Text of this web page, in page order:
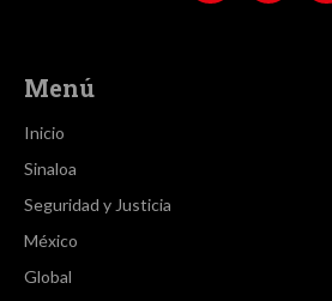
Menú
Inicio
Sinaloa
Seguridad y Justicia
México
Global